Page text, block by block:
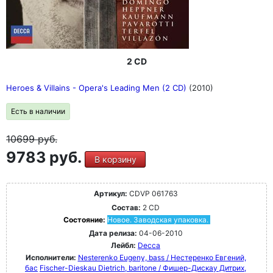
2 CD
Heroes & Villains - Opera's Leading Men (2 CD) (2010)
Есть в наличии
10699руб.
9783 руб. В корзину
Артикул: CDVP 061763
Состав: 2 CD
Состояние: Новое. Заводская упаковка.
Дата релиза: 04-06-2010
Лейбл: Decca
Исполнители: Nesterenko Eugeny, bass / Нестеренко Евгений,
бас Fischer-Dieskau Dietrich, baritone / Фишер-Дискау Дитрих,